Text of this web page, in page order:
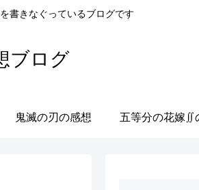
書きなぐっているブログです
ブログ
鬼滅の刃の感想 五等分の花嫁∬